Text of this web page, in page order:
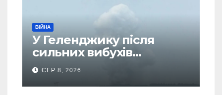
ВІЙНА
У Геленджику після
сильних вибухів
почалася масова
евакуація
СЕР 8, 2026